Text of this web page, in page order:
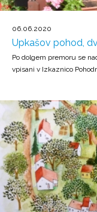
06.06.2020
Upkašov pohod,
Po dolgem premoru se
vpisani v Izkaznico